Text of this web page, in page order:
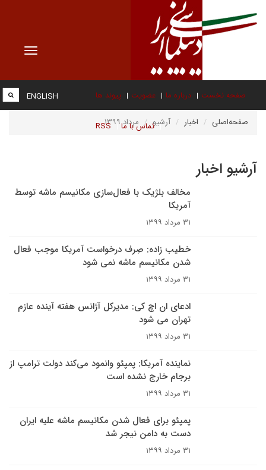
Toggle
صفحه نخست درباره ما عضویت پیوند ها
تماس با ما RSS
ENGLISH
صفحه‌اصلی اخبار آرشیو مرداد ۱۳۹۹
آرشیو اخبار
مخالف بلژیک با فعال‌سازی مکانیسم ماشه توسط
آمریکا
۳۱ مرداد ۱۳۹۹
خطیب زاده: صِرف درخواست آمریکا موجب فعال
شدن مکانیسم ماشه نمی شود
۳۱ مرداد ۱۳۹۹
ادعای ان اچ کی: مدیرکل آژانس هفته آینده عازم
تهران می شود
۳۱ مرداد ۱۳۹۹
نماینده آمریکا: پمپئو وانمود می‌کند دولت ترامپ از
برجام خارج نشده است
۳۱ مرداد ۱۳۹۹
پمپئو برای فعال شدن مکانیسم ماشه علیه ایران
دست به دامن نیجر شد
۳۱ مرداد ۱۳۹۹